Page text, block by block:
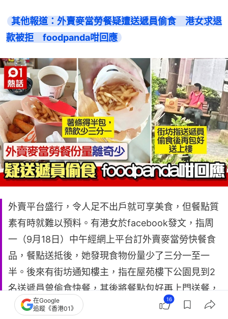
其他報道：外賣麥當勞餐疑遭送遞員偷食　港女求退
款被拒　foodpanda咁回應
外賣平台盛行，令人足不出戶就可享美食，但餐點質
素有時就難以預料。有港女於facebook發文，指周
一（9月18日）中午經網上平台訂外賣麥當勞快餐食
品，餐點送抵後，她發現食物份量少了三分一至一
半。後來有街坊通知樓主，指在屋苑樓下公園見到2
名送遞員曾偷食快餐，其後將餐點包好再上門送餐，
更拍下相片作為證據。櫢主於是向外賣平台投訴，但
在Google
追蹤《香港01》
16